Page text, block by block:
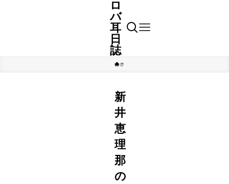
ロ
バ
耳
日
誌
ホーム
新
井
恵
理
那
の